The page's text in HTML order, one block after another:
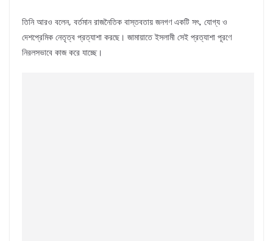
তিনি আরও বলেন, বর্তমান রাজনৈতিক বাস্তবতায় জনগণ একটি সৎ, যোগ্য ও
দেশপ্রেমিক নেতৃত্ব প্রত্যাশা করছে। জামায়াতে ইসলামী সেই প্রত্যাশা পূরণে
নিরলসভাবে কাজ করে যাচ্ছে।